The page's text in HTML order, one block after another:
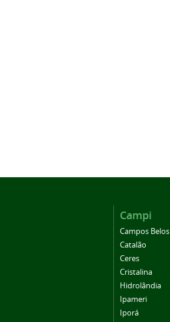
Campi
Campos Belos
Catalão
Ceres
Cristalina
Hidrolândia
Ipameri
Iporá